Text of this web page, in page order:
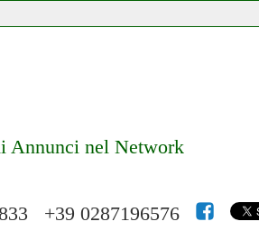
Annunci nel Network
+39 0287196576